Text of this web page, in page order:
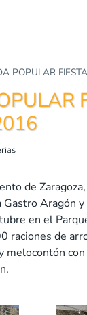
POPULAR
de
Aragón y
en el
raciones de
melocontón